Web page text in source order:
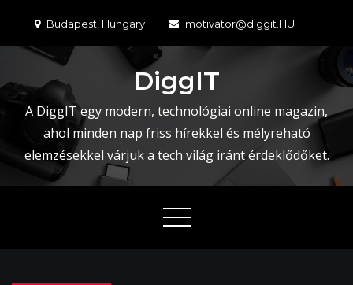
content
Budapest, Hungary motivator@diggit.HU
DiggIT
A DiggIT egy modern, technológiai online magazin,
ahol minden nap friss hírekkel és mélyreható
elemzésekkel várjuk a tech világ iránt érdeklődőket.